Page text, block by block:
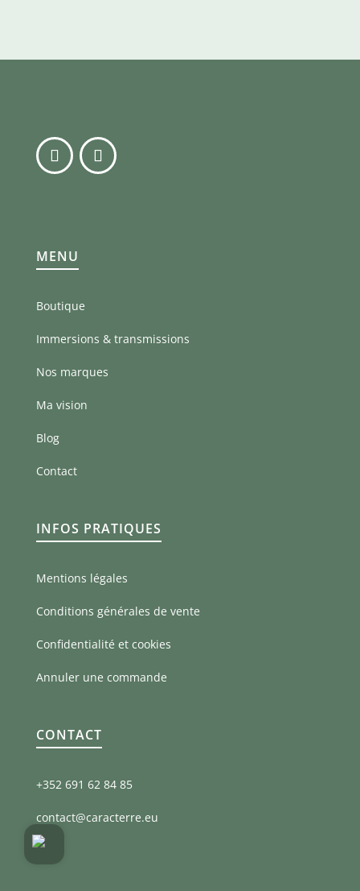
MENU
Boutique
Immersions & transmissions
Nos marques
Ma vision
Blog
Contact
INFOS PRATIQUES
Mentions légales
Conditions générales de vente
Confidentialité et cookies
Annuler une commande
CONTACT
+352 691 62 84 85
contact@caracterre.eu